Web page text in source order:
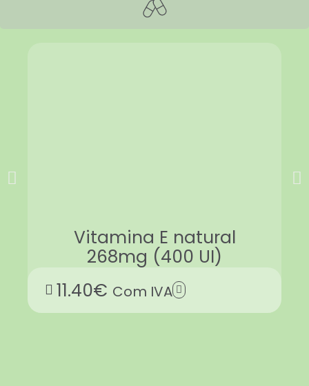
Vitamina E natural
268mg (400 UI)
11.40€ Com IVA